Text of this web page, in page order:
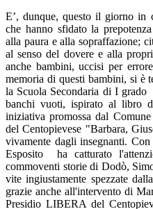
E’, dunque, questo il giorno in
che hanno sfidato la
alla paura e alla sopraffazione;
al senso del dovere e alla
anche bambini, uccisi per
memoria di questi bambini, si è
la Scuola Secondaria di I grado
banchi vuoti, ispirato al libro
iniziativa promossa dal
del Centopievese "Barbara,
vivamente dagli insegnanti.
Esposito ha catturato
commoventi storie di Dodò,
vite ingiustamente spezzate
grazie anche all'intervento di
Presidio LIBERA del